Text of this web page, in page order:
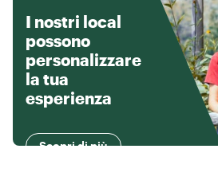
I nostri local
possono
personalizzare
la tua
esperienza
Scopri di più